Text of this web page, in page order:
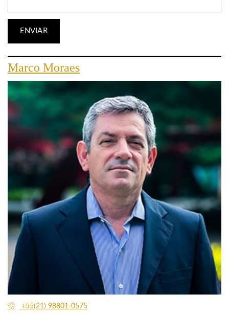
Marco Moraes
+55(21) 98801-0575